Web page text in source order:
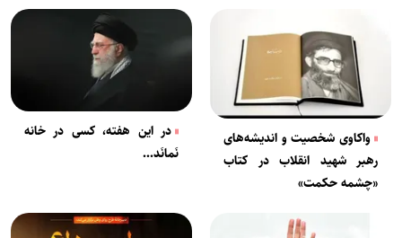
واکاوی شخصیت و اندیشه‌های
رهبر شهید انقلاب در کتاب
«چشمه حکمت»
در این هفته، کسی در خانه
نَمانَد...